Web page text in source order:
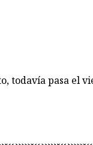
todavía pasa el